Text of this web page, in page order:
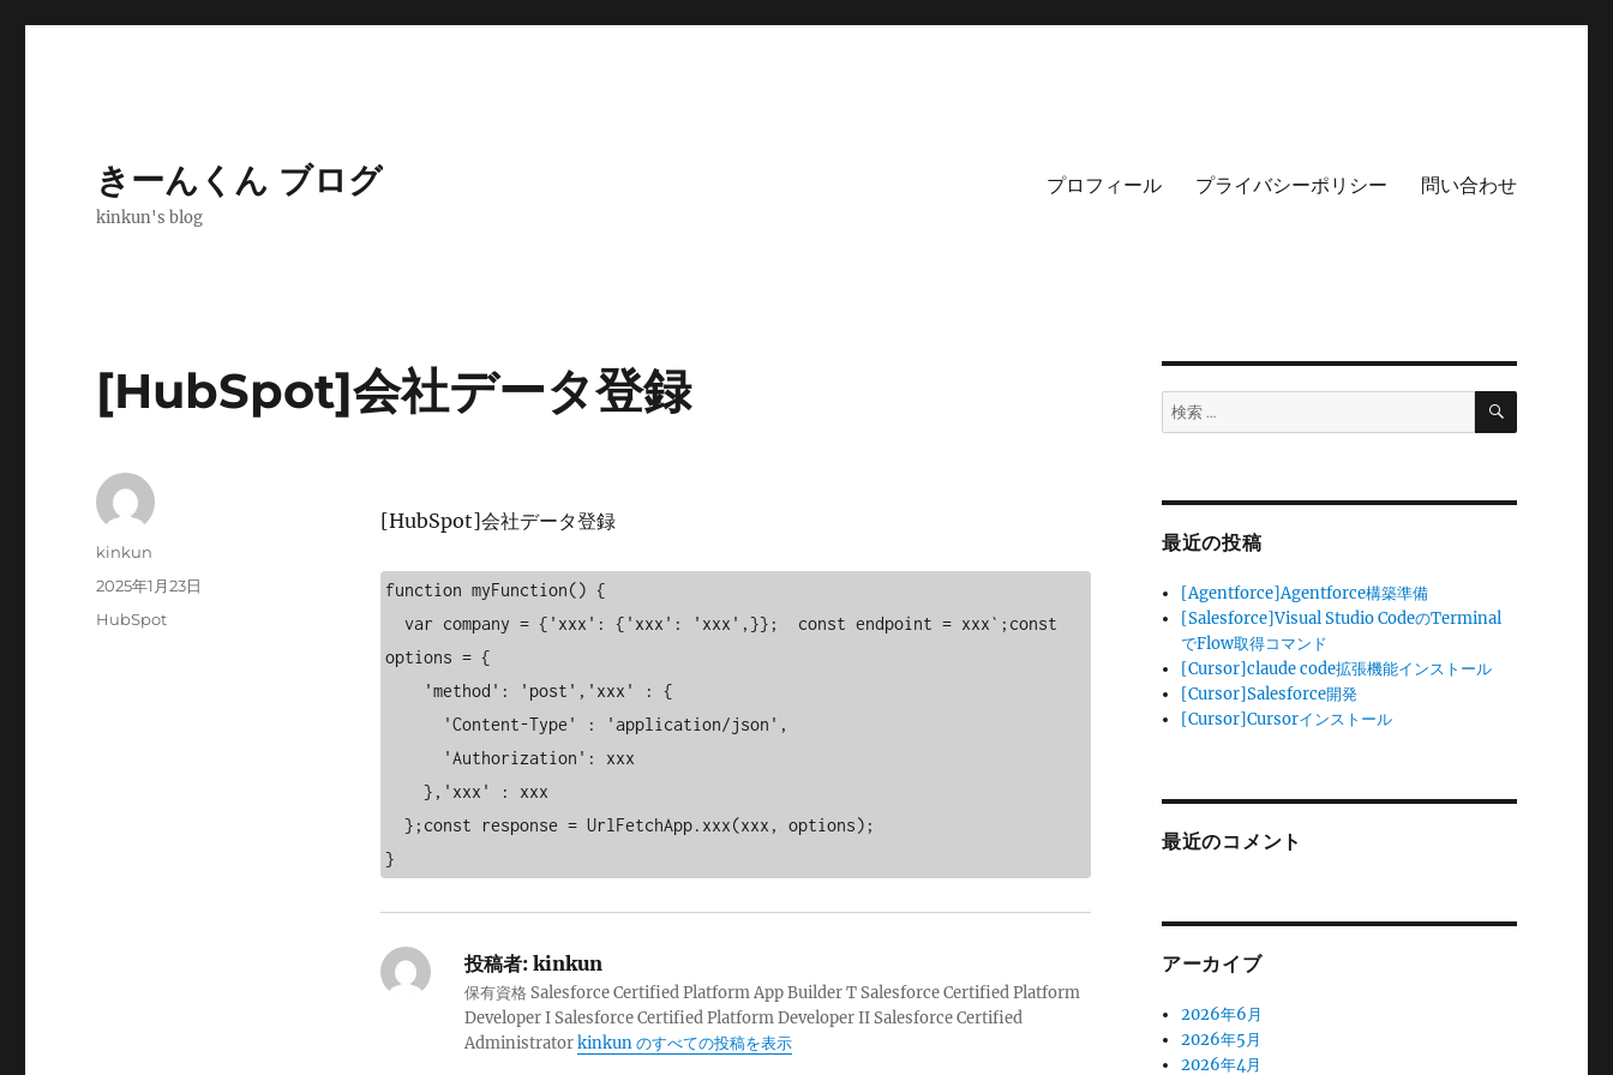
きーんくん ブログ
kinkun's blog
プロフィール プライバシーポリシー 問い合わせ
[HubSpot]会社データ登録
[HubSpot]会社データ登録
function myFunction() {
options = {
}
投稿者:kinkun
保有資格 Salesforce Certified Platform App Builder T Salesforce Certified Platform
Developer I Salesforce Certified Platform Developer II Salesforce Certified
Administratorkinkun のすべての投稿を表示
投
kinkun
投
2025年1月23日
カ
HubSpot
検
索:
検
最近の投稿
[Agentforce]Agentforce構築準備
[Salesforce]Visual Studio CodeのTerminal
でFlow取得コマンド
[Cursor]claude code拡張機能インストール
[Cursor]Salesforce開発
[Cursor]Cursorインストール
最近のコメント
アーカイブ
2026年6月
2026年5月
2026年4月